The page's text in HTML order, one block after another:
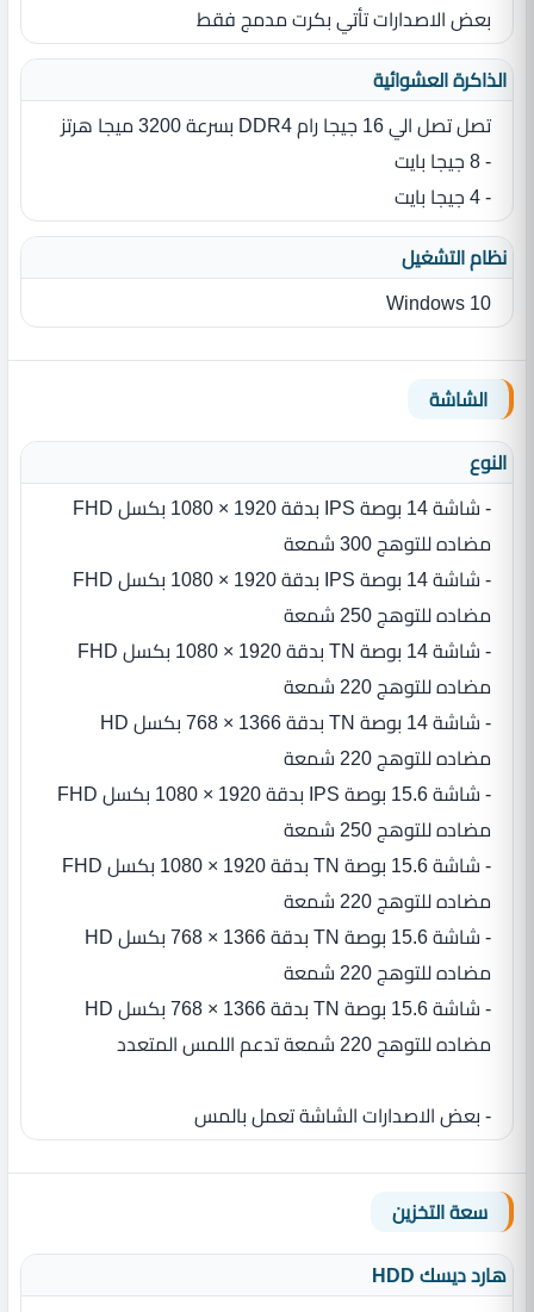
بعض الاصدارات تأتي بكرت مدمج فقط
الذاكرة العشوائية
تصل تصل الي 16 جيجا رام DDR4 بسرعة 3200 ميجا هرتز
- 8 جيجا بايت
- 4 جيجا بايت
نظام التشغيل
Windows 10
الشاشة
النوع
- شاشة 14 بوصة IPS بدقة 1920 × 1080 بكسل FHD
مضاده للتوهج 300 شمعة
- شاشة 14 بوصة IPS بدقة 1920 × 1080 بكسل FHD
مضاده للتوهج 250 شمعة
- شاشة 14 بوصة TN بدقة 1920 × 1080 بكسل FHD
مضاده للتوهج 220 شمعة
- شاشة 14 بوصة TN بدقة 1366 × 768 بكسل HD
مضاده للتوهج 220 شمعة
- شاشة 15.6 بوصة IPS بدقة 1920 × 1080 بكسل FHD
مضاده للتوهج 250 شمعة
- شاشة 15.6 بوصة TN بدقة 1920 × 1080 بكسل FHD
مضاده للتوهج 220 شمعة
- شاشة 15.6 بوصة TN بدقة 1366 × 768 بكسل HD
مضاده للتوهج 220 شمعة
- شاشة 15.6 بوصة TN بدقة 1366 × 768 بكسل HD
مضاده للتوهج 220 شمعة تدعم اللمس المتعدد
- بعض الاصدارات الشاشة تعمل بالمس
سعة التخزين
هارد ديسك HDD